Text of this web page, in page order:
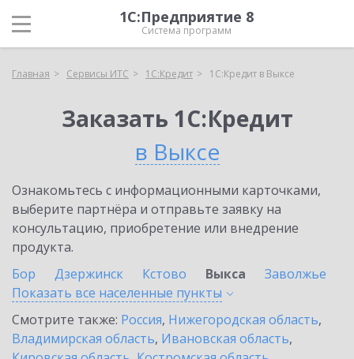
1С:Предприятие 8
Система программ
Главная Сервисы ИТС 1С:Кредит 1С:Кредит в Выксе
Заказать 1С:Кредит
в Выксе
Ознакомьтесь с информационными карточками,
выберите партнёра и отправьте заявку на
консультацию, приобретение или внедрение
продукта.
Бор
Дзержинск Кстово Выкса
Заволжье
Показать все населенные пункты
Смотрите также: Россия, Нижегородская область,
Владимирская область, Ивановская область,